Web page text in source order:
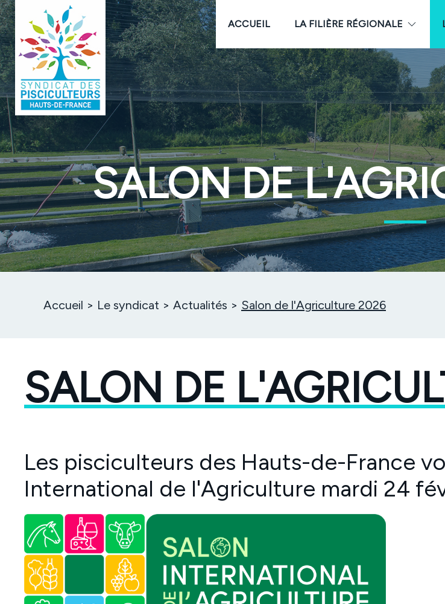
ACCUEIL LA FILIÈRE RÉGIONALE
SALON DE
Accueil Le syndicat Actualités Salon de l'Agriculture 2026
SALON DE
Les pisciculteurs des Hauts-de-France
International de l'Agriculture mardi 24